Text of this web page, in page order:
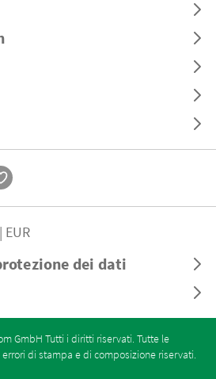
dei dati
GmbH Tutti i diritti riservati. Tutte le
di stampa e di composizione riservati.